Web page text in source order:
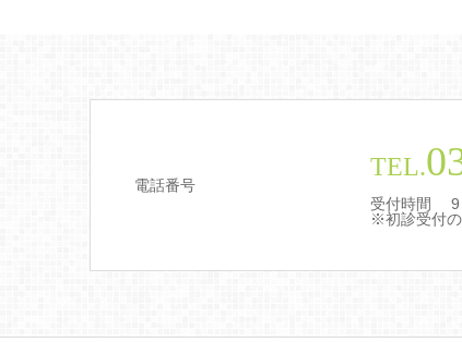
電話番号
TEL.
受付時間 9
※初診受付